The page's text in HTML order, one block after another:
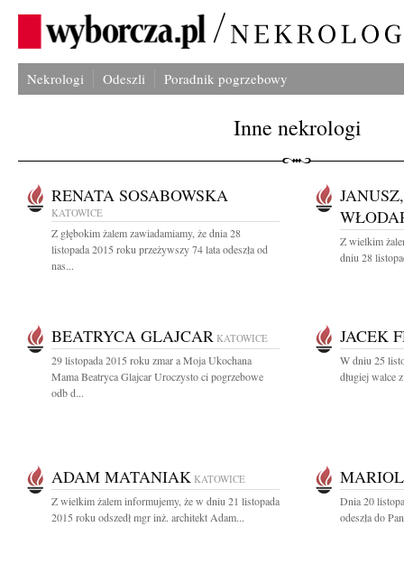
Nekrologi Odeszli Poradnik pogrzebowy
Inne nekrologi
RENATA SOSABOWSKA
KATOWICE
Z głębokim żalem zawiadamiamy, że dnia 28
listopada 2015 roku przeżywszy 74 lata odeszła od
nas...
Z wielkim
dniu 28
BEATRYCA GLAJCAR KATOWICE
29 listopada 2015 roku zmar a Moja Ukochana
Mama Beatryca Glajcar Uroczysto ci pogrzebowe
odb d...
JACEK
W dniu 25
długiej walce
ADAM MATANIAK KATOWICE
Z wielkim żalem informujemy, że w dniu 21 listopada
2015 roku odszedł mgr inż. architekt Adam...
Dnia 20
odeszła do